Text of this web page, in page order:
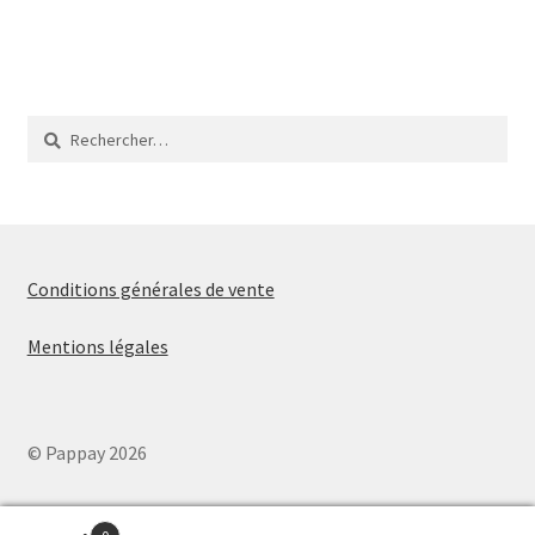
Rechercher :
Conditions générales de vente
Mentions légales
© Pappay 2026